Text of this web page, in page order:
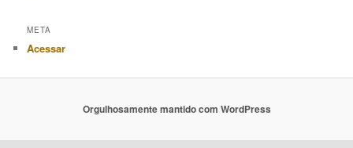
META
Acessar
Orgulhosamente mantido com WordPress